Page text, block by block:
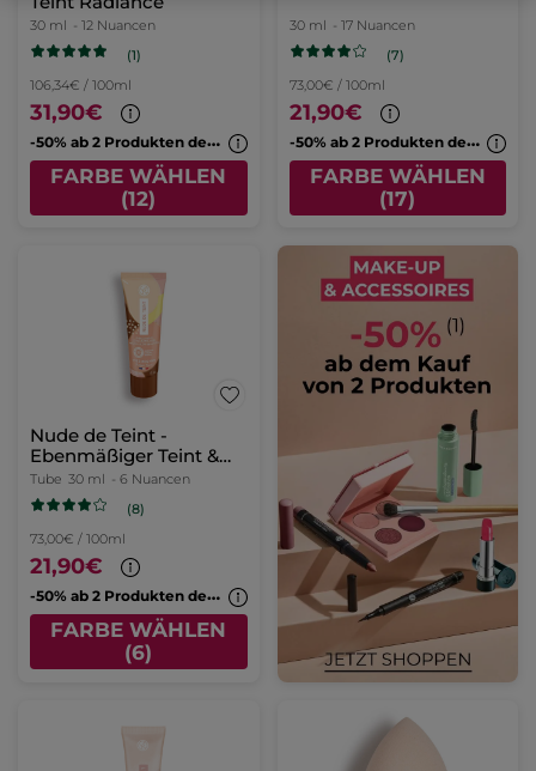
30 ml - 12 Nuancen
(1)
106,34€ / 100ml
31,90€
-
50% ab 2 Produkten deiner Wahl
FARBE WÄHLEN
(12)
30 ml - 17 Nuancen
(7)
73,00€ / 100ml
21,90€
-
50% ab 2 Produkten deiner Wahl
FARBE WÄHLEN
(17)
Nude de Teint -
Ebenmäßiger Teint &
Glow
Tube 30 ml - 6 Nuancen
(8)
73,00€ / 100ml
21,90€
-
50% ab 2 Produkten deiner Wahl
FARBE WÄHLEN
(6)